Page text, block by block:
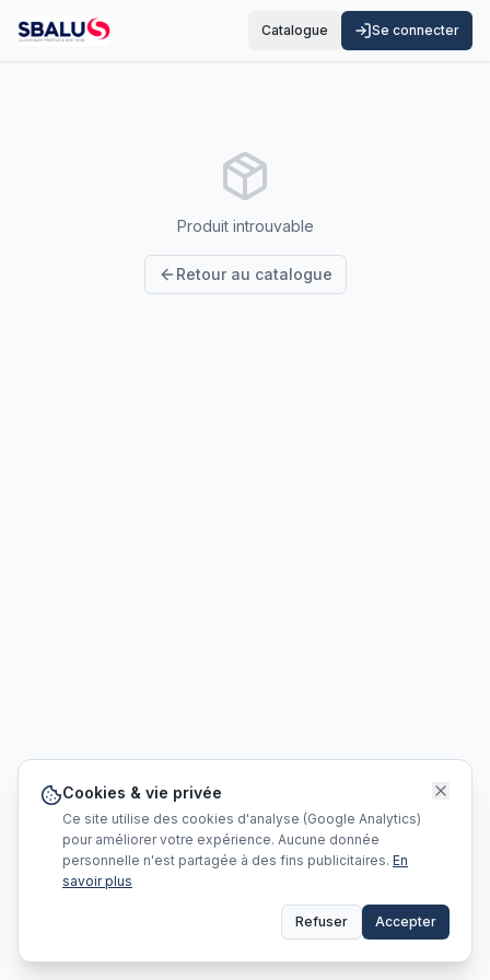
Catalogue Se connecter
Produit introuvable
Retour au catalogue
Cookies & vie privée
Ce site utilise des cookies d'analyse (Google Analytics)
pour améliorer votre expérience. Aucune donnée
personnelle n'est partagée à des fins publicitaires. En
savoir plus
Refuser Accepter